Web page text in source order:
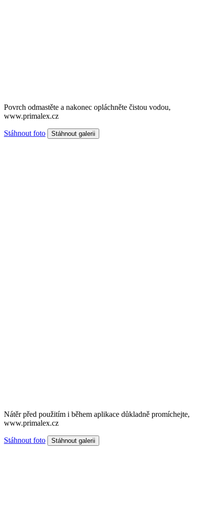
Povrch odmastěte a nakonec opláchněte čistou vodou,
www.primalex.cz
Stáhnout foto
Nátěr před použitím i během aplikace důkladně promíchejte,
www.primalex.cz
Stáhnout foto